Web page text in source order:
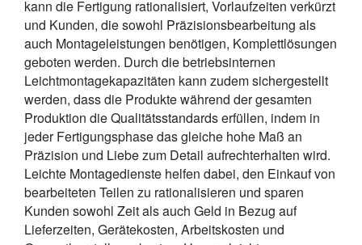
kann die Fertigung rationalisiert, Vorlaufzeiten verkürzt
und Kunden, die sowohl Präzisionsbearbeitung als
auch Montageleistungen benötigen, Komplettlösungen
geboten werden. Durch die betriebsinternen
Leichtmontagekapazitäten kann zudem sichergestellt
werden, dass die Produkte während der gesamten
Produktion die Qualitätsstandards erfüllen, indem in
jeder Fertigungsphase das gleiche hohe Maß an
Präzision und Liebe zum Detail aufrechterhalten wird.
Leichte Montagedienste helfen dabei, den Einkauf von
bearbeiteten Teilen zu rationalisieren und sparen
Kunden sowohl Zeit als auch Geld in Bezug auf
Lieferzeiten, Gerätekosten, Arbeitskosten und